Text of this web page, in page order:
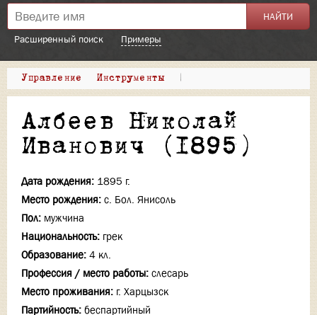
Расширенный поиск Примеры
Управление Инструменты |
Албеев Николай
Иванович (1895)
Дата рождения: 1895 г.
Место рождения: с. Бол. Янисоль
Пол: мужчина
Национальность: грек
Образование: 4 кл.
Профессия / место работы: слесарь
Место проживания: г. Харцызск
Партийность: беспартийный